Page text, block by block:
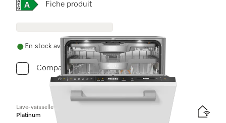
Online Label Flag, Étiquette énergétique
Fiche produit
En stock avec livraison gratuite
Comparer
Lave-vaisselle totalement intégrable
Platinum